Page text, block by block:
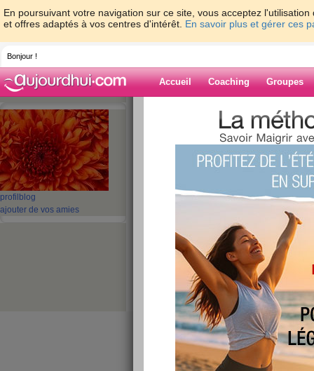
En poursuivant votre navigation sur ce site, vous acceptez
et offres adaptés à vos centres d'intérêt. En savoir plus et gérer ces
Bonjour !
Accueil Coaching Groupes
profil blog
ajouter de vos amies
> nanihiyajcasa >
Blog de
Quizz: Que
cuisine
publié le 08/02/2010 à 16:40
j'ai fait4/10
Que
cuisine